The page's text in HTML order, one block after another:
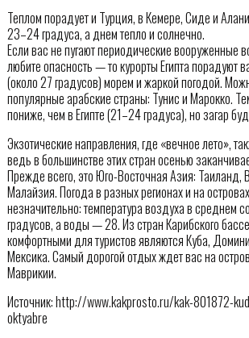
Теплом порадует и Турция, в Кемере, Сиде и
23–24 градуса, а днем тепло и солнечно.
Если вас не пугают периодические вооруженные
любите опасность — то курорты Египта порадуют
(около 27 градусов) морем и жаркой погодой.
популярные арабские страны: Тунис и Марокко.
пониже, чем в Египте (21–24 градуса), но загар
Экзотические направления, где «вечное лето»,
ведь в большинстве этих стран осенью
Прежде всего, это Юго-Восточная Азия: Таиланд,
Малайзия. Погода в разных регионах и на
незначительно: температура воздуха в среднем
градусов, а воды — 28. Из стран Карибского
комфортными для туристов являются Куба,
Мексика. Самый дорогой отдых ждет вас на
Маврикии.
Источник: http://www.kakprosto.ru/kak-801872-
oktyabre